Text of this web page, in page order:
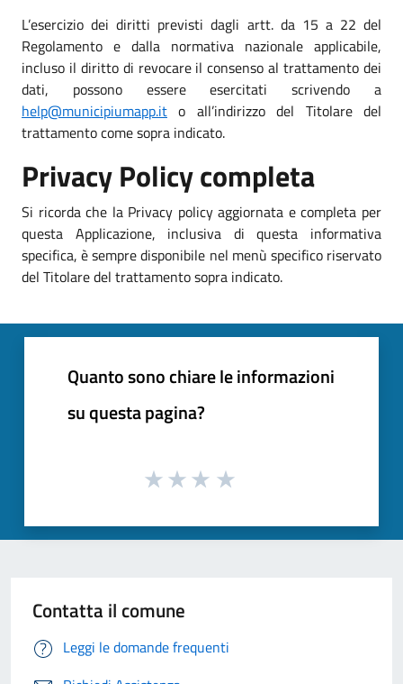
L’esercizio dei diritti previsti dagli artt. da 15 a 22 del
Regolamento e dalla normativa nazionale applicabile,
incluso il diritto di revocare il consenso al trattamento dei
dati, possono essere esercitati scrivendo a
help@municipiumapp.it o all’indirizzo del Titolare del
trattamento come sopra indicato.
Privacy Policy completa
Si ricorda che la Privacy policy aggiornata e completa per
questa Applicazione, inclusiva di questa informativa
specifica, è sempre disponibile nel menù specifico riservato
del Titolare del trattamento sopra indicato.
Quanto sono chiare le informazioni
su questa pagina?
Contatta il comune
Leggi le domande frequenti